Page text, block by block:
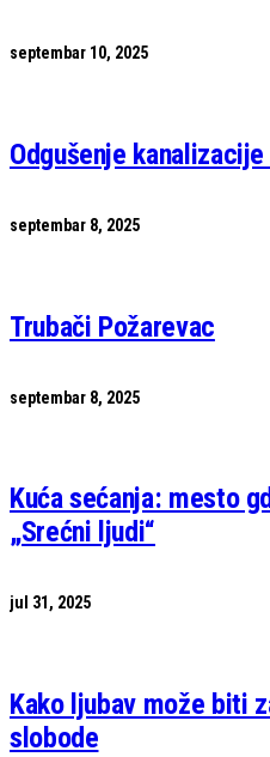
septembar 10, 2025
Odgušenje
septembar 8, 2025
Trubači Požarevac
septembar 8, 2025
Kuća sećanja: mesto
„Srećni ljudi“
jul 31, 2025
Kako ljubav može biti
slobode